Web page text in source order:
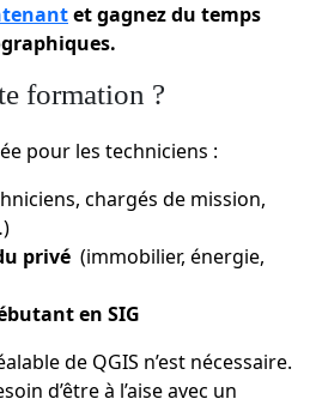
et gagnez du temps
formation ?
pour les techniciens :
chargés de mission,
privé (immobilier, énergie,
en SIG
de QGIS n’est nécessaire.
d’être à l’aise avec un